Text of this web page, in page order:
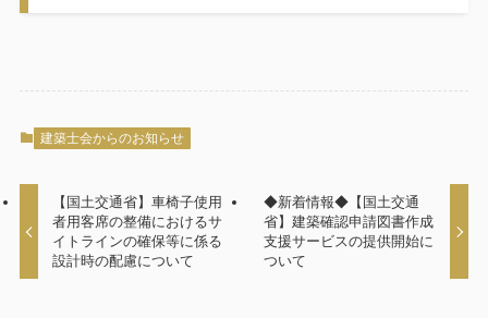
建築士会からのお知らせ
【国土交通省】車椅子使用
者用客席の整備におけるサ
イトラインの確保等に係る
設計時の配慮について
◆新着情報◆【国土交通
省】建築確認申請図書作成
支援サービスの提供開始に
ついて